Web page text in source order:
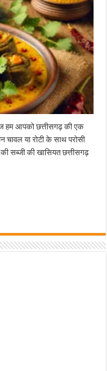
हम आपको छत्तीसगढ़ की एक
चावल या रोटी के साथ परोसी
सब्जी की खासियत छत्तीसगढ़